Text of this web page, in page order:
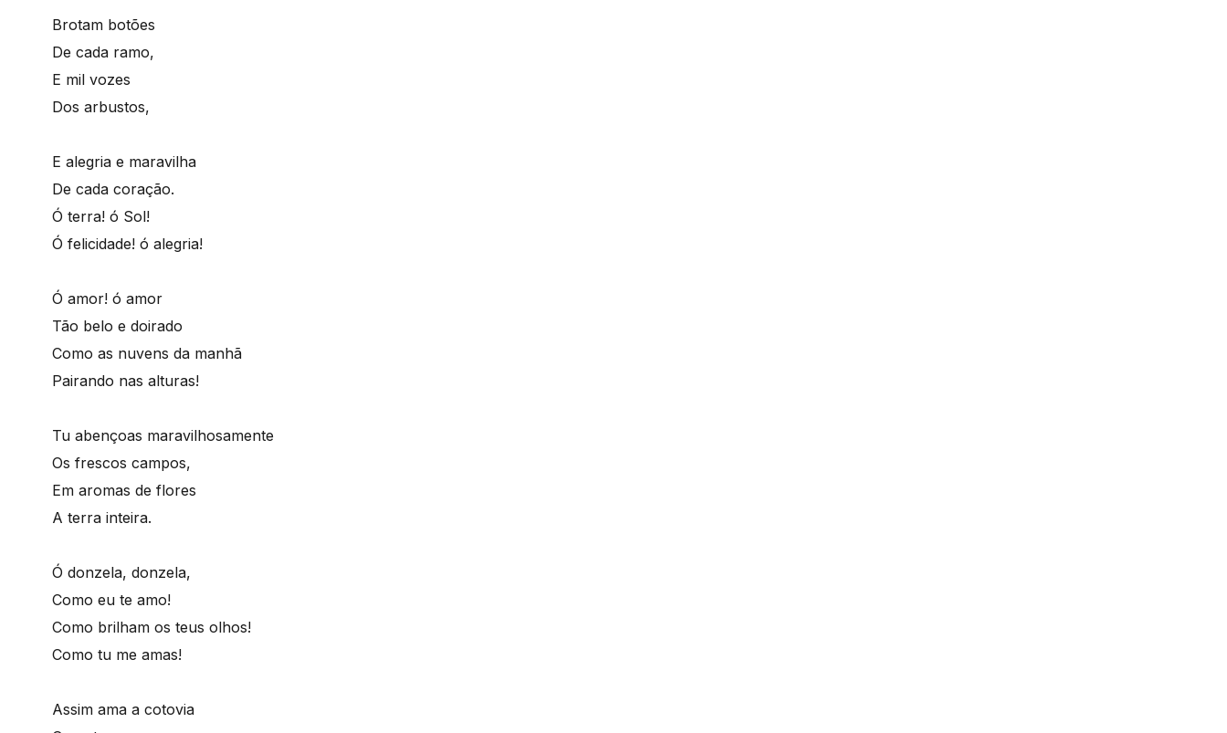
Brotam botões
De cada ramo,
E mil vozes
Dos arbustos,
E alegria e maravilha
De cada coração.
Ó terra! ó Sol!
Ó felicidade! ó alegria!
Ó amor! ó amor
Tão belo e doirado
Como as nuvens da manhã
Pairando nas alturas!
Tu abençoas maravilhosamente
Os frescos campos,
Em aromas de flores
A terra inteira.
Ó donzela, donzela,
Como eu te amo!
Como brilham os teus olhos!
Como tu me amas!
Assim ama a cotovia